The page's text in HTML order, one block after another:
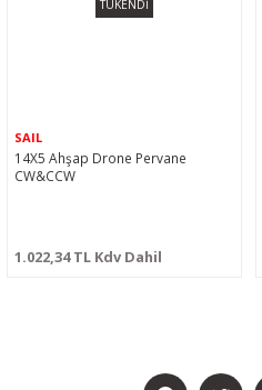
TÜKENDİ
SAIL
14X5 Ahşap Drone Pervane
CW&CCW
1.022,34 TL Kdv Dahil